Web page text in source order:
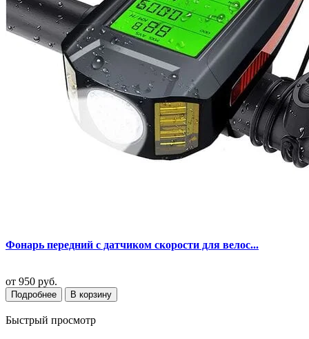
Фонарь передний с датчиком скорости для велос...
от 950 руб.
Подробнее В корзину
Быстрый просмотр